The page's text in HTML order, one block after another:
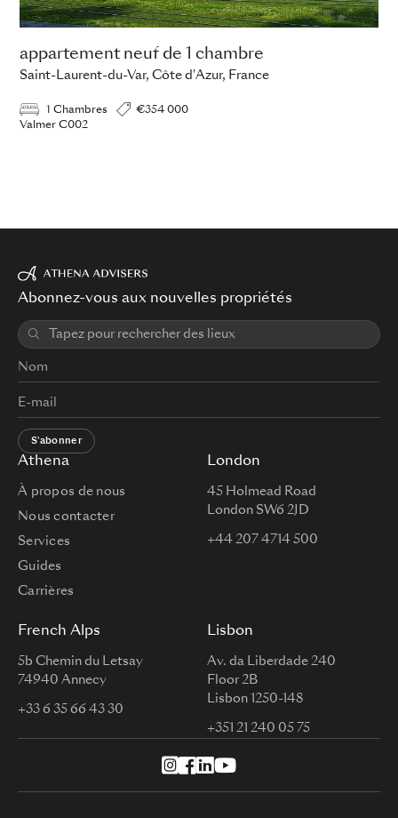
appartement neuf de 1 chambre
Saint-Laurent-du-Var, Côte d'Azur, France
1 Chambres
€354 000
Valmer C002
Athena
À propos de nous
Nous contacter
Services
Guides
Carrières
London
45 Holmead Road
London SW6 2JD
+44 207 4714 500
French Alps
5b Chemin du Letsay
74940 Annecy
+33 6 35 66 43 30
Lisbon
Av. da Liberdade 240
Floor 2B
Lisbon 1250-148
+351 21 240 05 75
Abonnez-vous aux nouvelles propriétés
S'abonner